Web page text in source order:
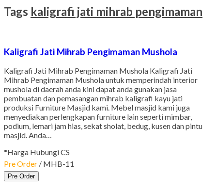
Tags kaligrafi jati mihrab pengimaman
Kaligrafi Jati Mihrab Pengimaman Mushola
Kaligrafi Jati Mihrab Pengimaman Mushola Kaligrafi Jati
Mihrab Pengimaman Mushola untuk memperindah interior
mushola di daerah anda kini dapat anda gunakan jasa
pembuatan dan pemasangan mihrab kaligrafi kayu jati
produksi Furniture Masjid kami. Mebel masjid kami juga
menyediakan perlengkapan furniture lain seperti mimbar,
podium, lemari jam hias, sekat sholat, bedug, kusen dan pintu
masjid. Anda…
*Harga Hubungi CS
Pre Order / MHB-11
Pre Order